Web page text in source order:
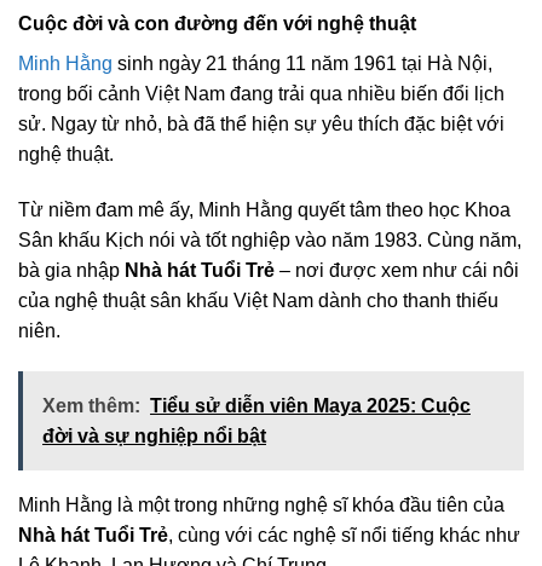
Cuộc đời và con đường đến với nghệ thuật
Minh Hằng sinh ngày 21 tháng 11 năm 1961 tại Hà Nội,
trong bối cảnh Việt Nam đang trải qua nhiều biến đổi lịch
sử. Ngay từ nhỏ, bà đã thể hiện sự yêu thích đặc biệt với
nghệ thuật.
Từ niềm đam mê ấy, Minh Hằng quyết tâm theo học Khoa
Sân khấu Kịch nói và tốt nghiệp vào năm 1983. Cùng năm,
bà gia nhập Nhà hát Tuổi Trẻ – nơi được xem như cái nôi
của nghệ thuật sân khấu Việt Nam dành cho thanh thiếu
niên.
Xem thêm: Tiểu sử diễn viên Maya 2025: Cuộc
đời và sự nghiệp nổi bật
Minh Hằng là một trong những nghệ sĩ khóa đầu tiên của
Nhà hát Tuổi Trẻ, cùng với các nghệ sĩ nổi tiếng khác như